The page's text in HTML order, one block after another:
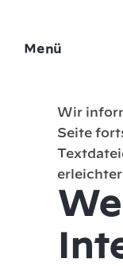
Menü
Wir
Seite